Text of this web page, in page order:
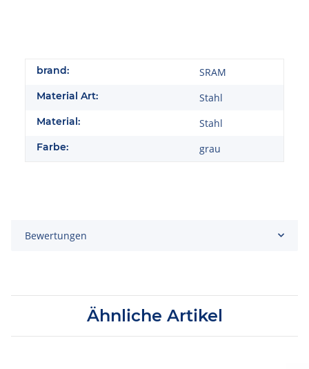
brand: SRAM
Material Art: Stahl
Material: Stahl
Farbe: grau
Bewertungen
Ähnliche Artikel